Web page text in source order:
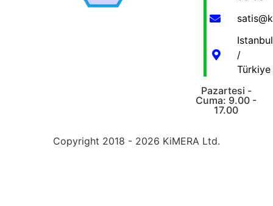
Istanbul
/
Türkiye
Pazartesi -
Cuma: 9.00 -
17.00
Copyright 2018 - 2026 KiMERA Ltd.